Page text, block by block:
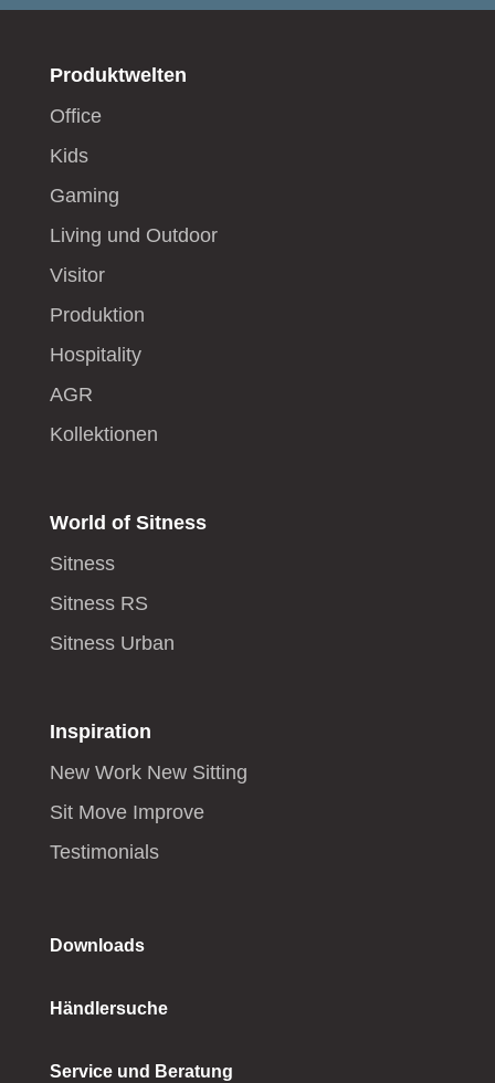
Produktwelten
Office
Kids
Gaming
Living und Outdoor
Visitor
Produktion
Hospitality
AGR
Kollektionen
World of Sitness
Sitness
Sitness RS
Sitness Urban
Inspiration
New Work New Sitting
Sit Move Improve
Testimonials
Downloads
Händlersuche
Service und Beratung